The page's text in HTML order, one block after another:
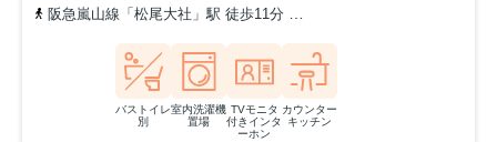
阪急嵐山線「松尾大社」駅 徒歩11分
バストイレ
別
室内洗濯機
置場
TVモニタ
付きインタ
ーホン
カウンター
キッチン